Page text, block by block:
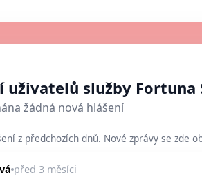
uživatelů služby Fortuna
žádná nová hlášení
z předchozích dnů. Nové zprávy se zde
před 3 měsíci